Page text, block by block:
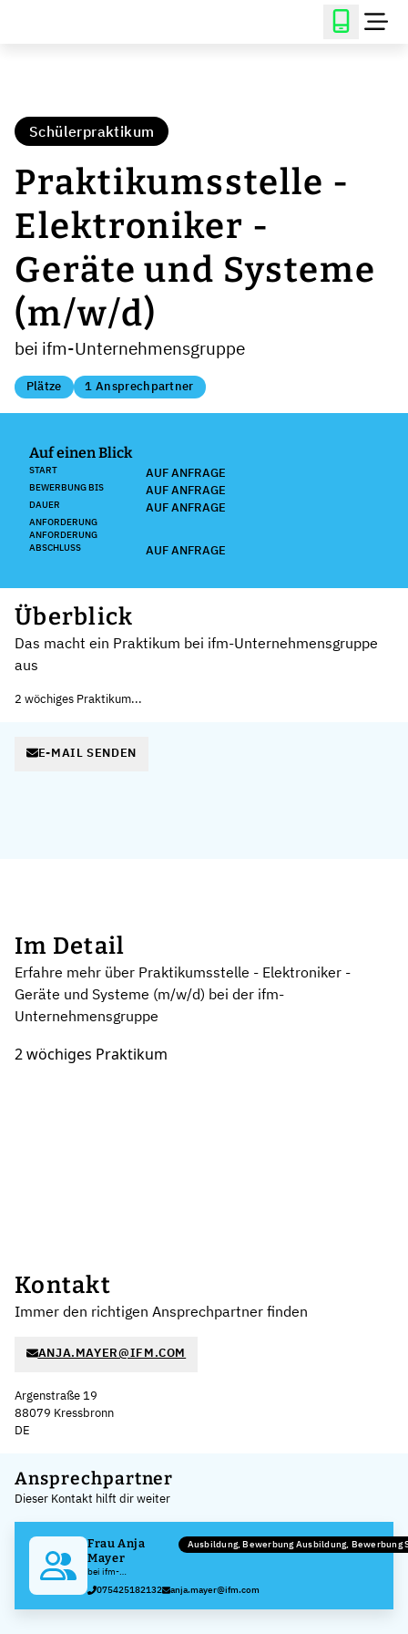
Schülerpraktikum
Praktikumsstelle -
Elektroniker -
Geräte und Systeme
(m/w/d)
bei ifm-Unternehmensgruppe
Plätze 1 Ansprechpartner
Auf einen Blick
START AUF ANFRAGE
BEWERBUNG BIS AUF ANFRAGE
DAUER AUF ANFRAGE
ANFORDERUNG
ANFORDERUNG
ABSCHLUSS
AUF ANFRAGE
Überblick
Das macht ein Praktikum bei ifm-Unternehmensgruppe
aus
2 wöchiges Praktikum...
E-MAIL SENDEN
Im Detail
Erfahre mehr über Praktikumsstelle - Elektroniker -
Geräte und Systeme (m/w/d) bei der ifm-
Unternehmensgruppe
2 wöchiges Praktikum
Kontakt
Immer den richtigen Ansprechpartner finden
ANJA.MAYER@IFM.COM
Argenstraße 19
88079 Kressbronn
DE
+
−
Ansprechpartner
Dieser Kontakt hilft dir weiter
Frau Anja
Mayer
bei ifm-
Unternehmensgruppe
Ausbildung, Bewerbung Ausbildung, Bewerbung
075425182132 anja.mayer@ifm.com